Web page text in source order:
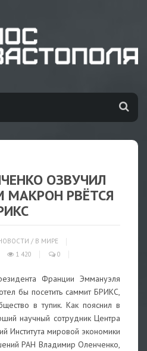
ОЗВУЧИЛ
МАКРОН РВЁТСЯ
/ В МИРЕ
1 420 0
Франции Эммануэля
бы посетить саммит БРИКС,
в тупик. Как пояснил в
научный сотрудник Центра
Института мировой экономики
РАН Владимир Оленченко,